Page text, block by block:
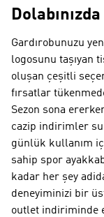
Gardırobunuzu
logosunu taşıyan
oluşan çeşitli
fırsatlar
Sezon sona
cazip indirimler
günlük kullanım
sahip spor
kadar her şey
deneyiminizi bir
outlet indiriminde